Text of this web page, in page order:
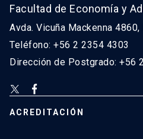
Facultad de Economía y
Avda. Vicuña Mackenna
Teléfono: +56 2 2354 4303
Dirección de Postgrado: +56
ACREDITACIÓN